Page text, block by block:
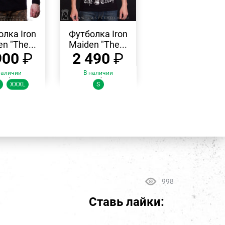
ПРОСМОТР
Iron
"The...
₽
XXXL
ПРОСМОТР
Футболка Iron
Maiden "The...
2 490₽
В наличии
Размеры:
S
998
Ставь лайки: